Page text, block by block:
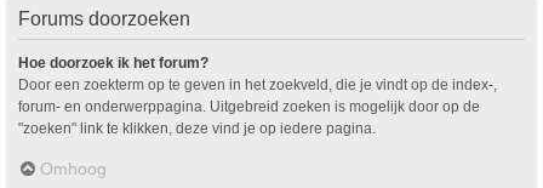
Forums doorzoeken
Hoe doorzoek ik het forum?
Door een zoekterm op te geven in het zoekveld, die je vindt op de index-,
forum- en onderwerppagina. Uitgebreid zoeken is mogelijk door op de
"zoeken" link te klikken, deze vind je op iedere pagina.
Omhoog